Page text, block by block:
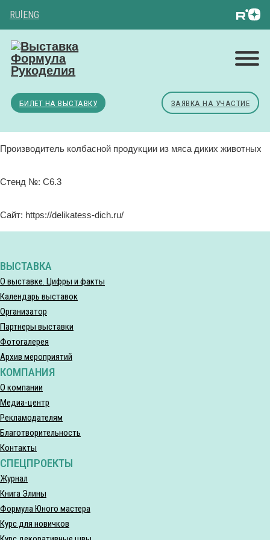
RU|ENG
БИЛЕТ НА ВЫСТАВКУ ЗАЯВКА НА УЧАСТИЕ
Производитель колбасной продукции из мяса диких животных
Стенд №: C6.3
Сайт: https://delikatess-dich.ru/
ВЫСТАВКА
О выставке. Цифры и факты
Календарь выставок
Организатор
Партнеры выставки
Фотогалерея
Архив мероприятий
КОМПАНИЯ
О компании
Медиа-центр
Рекламодателям
Благотворительность
Контакты
СПЕЦПРОЕКТЫ
Журнал
Книга Элины
Формула Юного мастера
Курс для новичков